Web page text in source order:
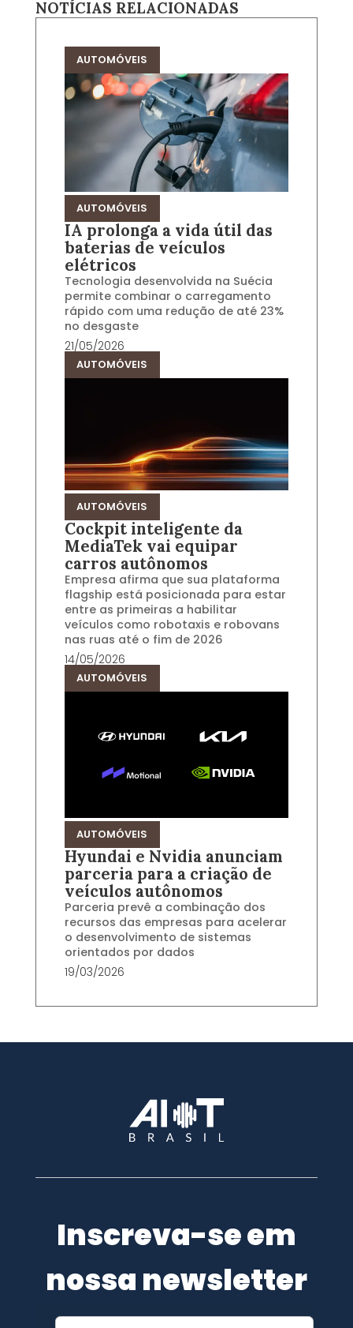
NOTÍCIAS RELACIONADAS
AUTOMÓVEIS
AUTOMÓVEIS
IA prolonga a vida útil das
baterias de veículos
elétricos
Tecnologia desenvolvida na Suécia
permite combinar o carregamento
rápido com uma redução de até 23%
no desgaste
21/05/2026
AUTOMÓVEIS
AUTOMÓVEIS
Cockpit inteligente da
MediaTek vai equipar
carros autônomos
Empresa afirma que sua plataforma
flagship está posicionada para estar
entre as primeiras a habilitar
veículos como robotaxis e robovans
nas ruas até o fim de 2026
14/05/2026
AUTOMÓVEIS
AUTOMÓVEIS
Hyundai e Nvidia anunciam
parceria para a criação de
veículos autônomos
Parceria prevê a combinação dos
recursos das empresas para acelerar
o desenvolvimento de sistemas
orientados por dados
19/03/2026
Inscreva-se em
nossa newsletter